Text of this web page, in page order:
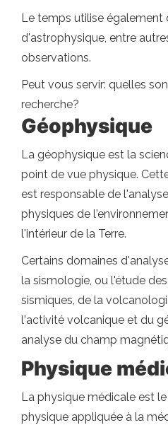
Le temps utilise également
d'astrophysique, entre
observations.
Peut vous servir: quelles
recherche?
Géophysique
La géophysique est la
point de vue physique.
est responsable de
physiques de
l'intérieur de la Terre.
Certains domaines
la sismologie, ou l'étude
sismiques, de la
l'activité volcanique et du
analyse du champ
Physique
La physique médicale est
physique appliquée à la